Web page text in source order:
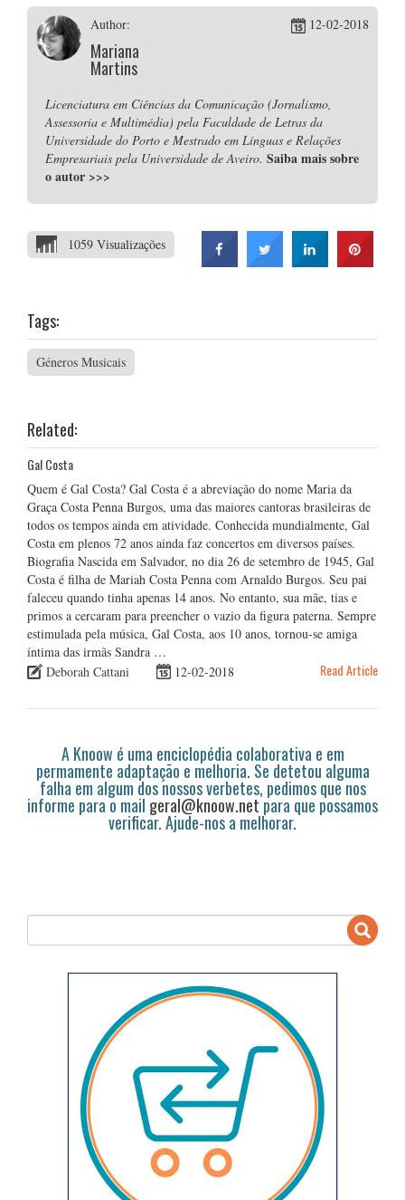
Author:
Mariana
Martins
12-02-2018
Licenciatura em Ciências da Comunicação (Jornalismo,
Assessoria e Multimédia) pela Faculdade de Letras da
Universidade do Porto e Mestrado em Línguas e Relações
Empresariais pela Universidade de Aveiro. Saiba mais sobre
o autor >>>
1059 Visualizações
Tags:
Géneros Musicais
Related:
Gal Costa
Quem é Gal Costa? Gal Costa é a abreviação do nome Maria da
Graça Costa Penna Burgos, uma das maiores cantoras brasileiras de
todos os tempos ainda em atividade. Conhecida mundialmente, Gal
Costa em plenos 72 anos ainda faz concertos em diversos países.
Biografia Nascida em Salvador, no dia 26 de setembro de 1945, Gal
Costa é filha de Mariah Costa Penna com Arnaldo Burgos. Seu pai
faleceu quando tinha apenas 14 anos. No entanto, sua mãe, tias e
primos a cercaram para preencher o vazio da figura paterna. Sempre
estimulada pela música, Gal Costa, aos 10 anos, tornou-se amiga
íntima das irmãs Sandra …
Deborah Cattani
12-02-2018 Read Article
A Knoow é uma enciclopédia colaborativa e em
permamente adaptação e melhoria. Se detetou alguma
falha em algum dos nossos verbetes, pedimos que nos
informe para o mail geral@knoow.netpara que possamos
verificar. Ajude-nos a melhorar.